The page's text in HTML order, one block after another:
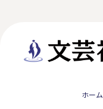
ホーム